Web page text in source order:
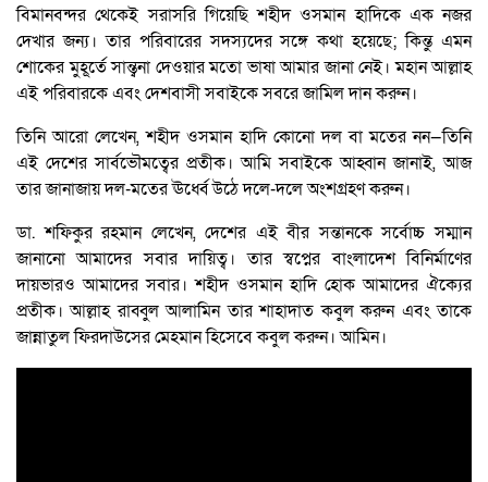
বিমানবন্দর থেকেই সরাসরি গিয়েছি শহীদ ওসমান হাদিকে এক নজর
দেখার জন্য। তার পরিবারের সদস্যদের সঙ্গে কথা হয়েছে; কিন্তু এমন
শোকের মুহূর্তে সান্ত্বনা দেওয়ার মতো ভাষা আমার জানা নেই। মহান আল্লাহ
এই পরিবারকে এবং দেশবাসী সবাইকে সবরে জামিল দান করুন।
তিনি আরো লেখেন, শহীদ ওসমান হাদি কোনো দল বা মতের নন—তিনি
এই দেশের সার্বভৌমত্বের প্রতীক। আমি সবাইকে আহ্বান জানাই, আজ
তার জানাজায় দল-মতের ঊর্ধ্বে উঠে দলে-দলে অংশগ্রহণ করুন।
ডা. শফিকুর রহমান লেখেন, দেশের এই বীর সন্তানকে সর্বোচ্চ সম্মান
জানানো আমাদের সবার দায়িত্ব। তার স্বপ্নের বাংলাদেশ বিনির্মাণের
দায়ভারও আমাদের সবার। শহীদ ওসমান হাদি হোক আমাদের ঐক্যের
প্রতীক। আল্লাহ রাব্বুল আলামিন তার শাহাদাত কবুল করুন এবং তাকে
জান্নাতুল ফিরদাউসের মেহমান হিসেবে কবুল করুন। আমিন।